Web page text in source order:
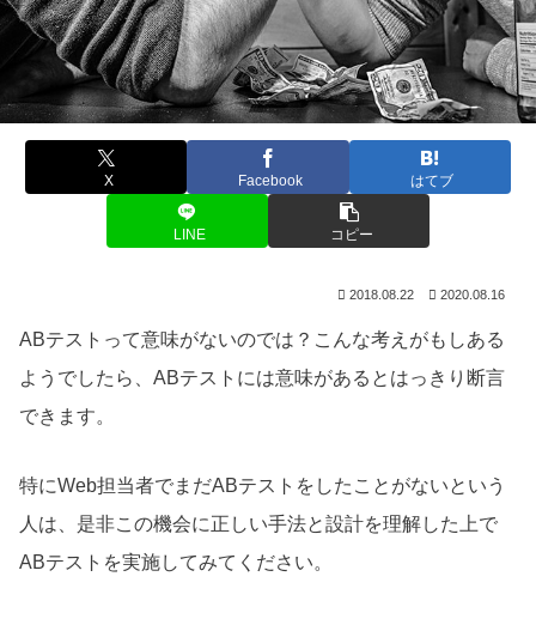
X Facebook はてブ
LINE コピー
2018.08.22 2020.08.16
ABテストって意味がないのでは？こんな考えがもしある
ようでしたら、ABテストには意味があるとはっきり断言
できます。
特にWeb担当者でまだABテストをしたことがないという
人は、是非この機会に正しい手法と設計を理解した上で
ABテストを実施してみてください。